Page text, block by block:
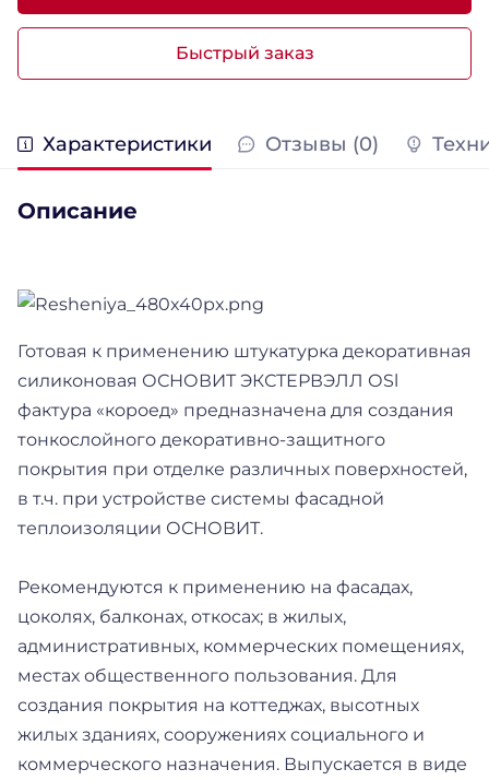
Быстрый заказ
Характеристики Отзывы (0)
Описание
Готовая к применению штукатурка декоративная
силиконовая ОСНОВИТ ЭКСТЕРВЭЛЛ ОSl
фактура «короед» предназначена для создания
тонкослойного декоративно-защитного
покрытия при отделке различных поверхностей,
в т.ч. при устройстве системы фасадной
теплоизоляции ОСНОВИТ.
Рекомендуются к применению на фасадах,
цоколях, балконах, откосах; в жилых,
административных, коммерческих помещениях,
местах общественного пользования. Для
создания покрытия на коттеджах, высотных
жилых зданиях, сооружениях социального и
коммерческого назначения. Выпускается в виде